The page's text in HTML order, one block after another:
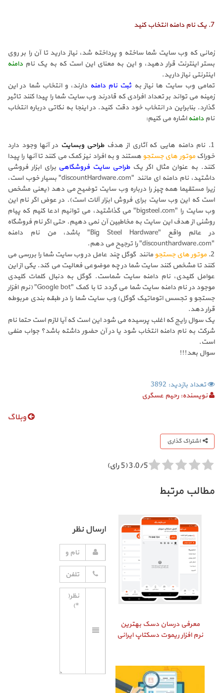
7. یک نام دامنه انتخاب کنید
زمانی که وب سایت شما ساخته و پرداخته شد، نیاز دارید تا آن را بر روی
بستر اینترنت قرار دهید، و این به معنای این است که به یک نام دامنه
اینترنتی نیاز دارید.
تمامی وب سایت ها نیاز به ثبت نام دامنه دارند، و انتخاب شما در این
زمینه می تواند بر تعداد افرادی که قادرند وب سایت شما را پیدا کنند تاثیر
گذارد. بنابراین در انتخاب خود دقت کنید. در اینجا به نکاتی درباره انتخاب
نام دامنهاشاره می کنیم:
1. نام دامنه هایی که آثاری از هدف طراحی وبسایت در آنها وجود دارد
خوراکموتور های جستجو هستند و به افراد نیز کمک می کنند تا آنها را پیدا
کنند. به عنوان مثال اگر یکطراحی سایت فروشگاهی برای ابزار فروشی
داشتید، نام دامنه ای مانند "discountHardware.com" بسیار خوب است،
زیرا مستقیما همه چیز را درباره وب سایت توضیح می دهد (یعنی مشخص
است که این وب سایت برای فروش ابزار آلات است). در عوض اگر نام این
وب سایت را "bigsteel.com" می گذاشتید، می توانیم ادعا کنیم که پیام
روشنی از هدف این سایت به مخاطبین آن نمی دهیم. حتی اگر نام فروشگاه
در عالم واقع "Big Steel Hardware" باشد، من نام دامنه
"discounthardware.com" را ترجیح می دهم.
2. موتور های جستجو مانند گوگل چند عامل در وب سایت شما را بررسی می
کنند تا مشخص کنند سایت شما در چه موضوعی فعالیت می کند. یکی از این
عوامل کلیدی، نام دامنه سایت شماست. گوگل به دنبال کلمات کلیدی
موجود در نام دامنه سایت شما می گردد تا با کمک "Google bot" (نرم افزار
جستجو و تجسس اتوماتیک گوگل) وب سایت شما را در طبقه بندی مربوطه
قرار دهد.
یک سوال رایج که اغلب پرسیده می شود این است که آیا لازم است حتما نام
شرکت به نام دامنه انتخاب شود یا در آن حضور داشته باشد؟ جواب منفی
است.
سوال بعد!!!
تعداد بازدید: 3892
نویسنده:رحیم عسگری
وبلاگ
اشتراک گذاری
3.0/5 (5 رای)
مطالب مرتبط
معرفی درسان دسک بهترین
نرم افزار ریموت دسکتاپ ایرانی
ارسال نظر